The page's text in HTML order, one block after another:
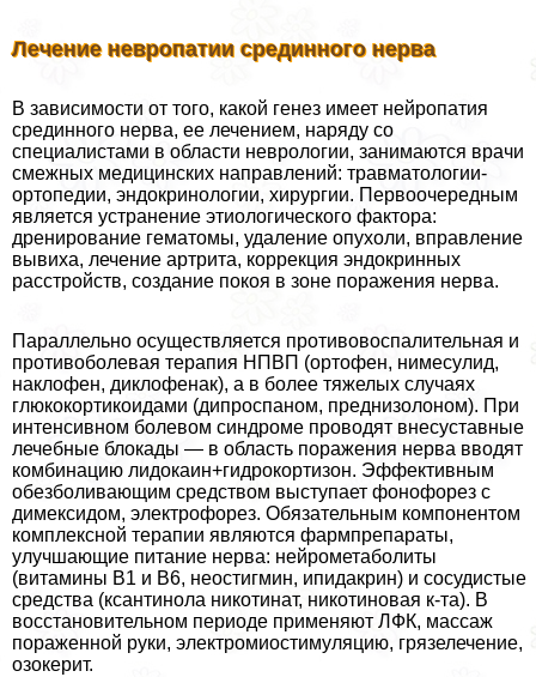
Лечение невропатии срединного нерва
В зависимости от того, какой генез имеет нейропатия
срединного нерва, ее лечением, наряду со
специалистами в области неврологии, занимаются врачи
смежных медицинских направлений: травматологии-
ортопедии, эндокринологии, хирургии. Первоочередным
является устранение этиологического фактора:
дренирование гематомы, удаление опухоли, вправление
вывиха, лечение артрита, коррекция эндокринных
расстройств, создание покоя в зоне поражения нерва.
Параллельно осуществляется противовоспалительная и
противоболевая терапия НПВП (ортофен, нимесулид,
наклофен, диклофенак), а в более тяжелых случаях
глюкокортикоидами (дипроспаном, преднизолоном). При
интенсивном болевом синдроме проводят внесуставные
лечебные блокады — в область поражения нерва вводят
комбинацию лидокаин+гидрокортизон. Эффективным
обезболивающим средством выступает фонофорез с
димексидом, электрофорез. Обязательным компонентом
комплексной терапии являются фармпрепараты,
улучшающие питание нерва: нейрометаболиты
(витамины В1 и В6, неостигмин, ипидакрин) и сосудистые
средства (ксантинола никотинат, никотиновая к-та). В
восстановительном периоде применяют ЛФК, массаж
пораженной руки, электромиостимуляцию, грязелечение,
озокерит.